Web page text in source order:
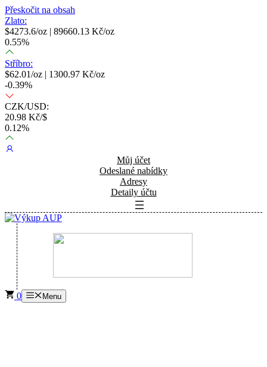
Přeskočit na obsah
Zlato:
$4273.6/oz | 89660.13 Kč/oz
0.55%
Stříbro:
$62.01/oz | 1300.97 Kč/oz
-0.39%
CZK/USD:
20.98 Kč/$
0.12%
Můj účet
Odeslané nabídky
Adresy
Detaily účtu
0 Menu